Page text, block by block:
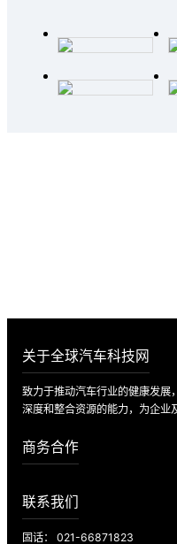
关于全球汽车科技网
致力于推动汽车行业的健康发展
深度和整合资源的能力，为企业
商务合作
联系我们
固话： 021-66871823